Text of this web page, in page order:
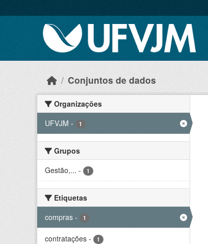
Conjuntos de dados
Organizações
UFVJM - 1
Grupos
Gestão,... - 1
Etiquetas
compras - 1
contratações - 1